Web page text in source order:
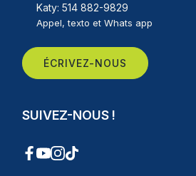
Katy: 514 882-9829
Appel, texto et Whats app
ÉCRIVEZ-NOUS
SUIVEZ-NOUS !